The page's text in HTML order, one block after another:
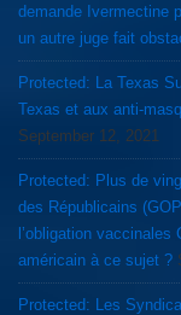
demande Ivermectine
un autre juge fait
Protected: La Texas
Texas et aux anti-
September 12, 2021
Protected: Plus de
des Républicains
l’obligation
américain à ce sujet ?
Protected: Les